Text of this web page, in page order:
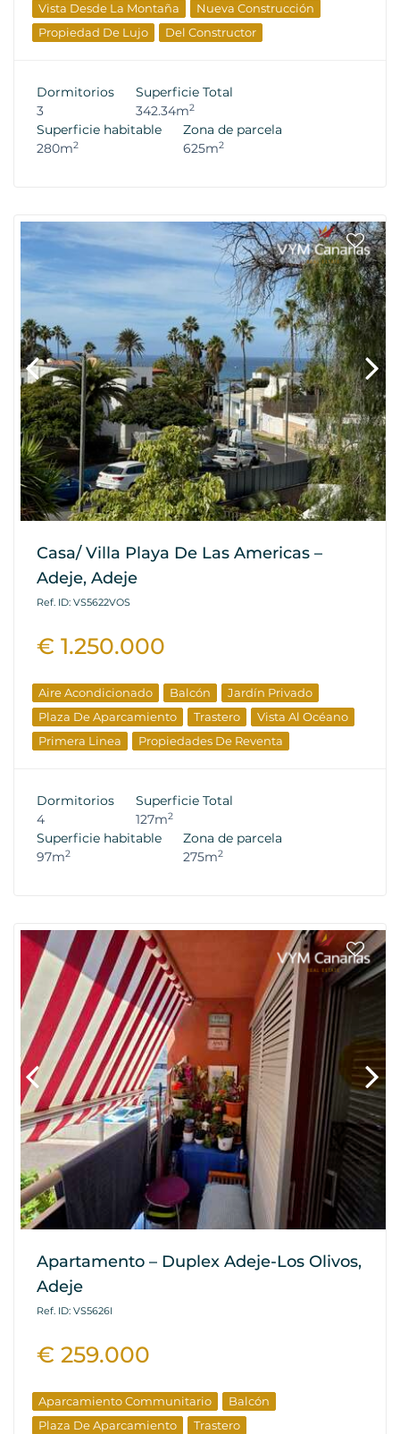
Vista Desde La Montaña
Nueva Construcción
Propiedad De Lujo
Del Constructor
Dormitorios
3
Superficie Total
342.34m2
Superficie habitable
280m2
Zona de parcela
625m2
Casa/ Villa Playa De Las Americas –
Adeje, Adeje
Ref. ID: VS5622VOS
€ 1.250.000
Aire Acondicionado Balcón
Jardín Privado
Plaza De Aparcamiento
Trastero
Vista Al Océano
Primera Linea
Propiedades De Reventa
Dormitorios
4
Superficie Total
127m2
Superficie habitable
97m2
Zona de parcela
275m2
Apartamento – Duplex Adeje-Los Olivos,
Adeje
Ref. ID: VS5626I
€ 259.000
Aparcamiento Communitario
Balcón
Plaza De Aparcamiento
Trastero